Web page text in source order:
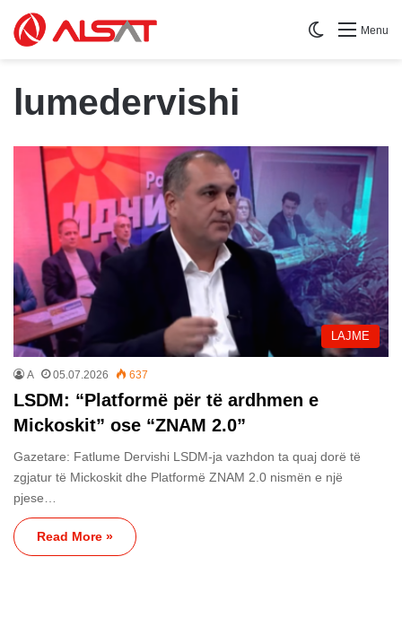
Menu
Switch skin
lumedervishi
LAJME
A 05.07.2026 637
LSDM: “Platformë për të ardhmen e
Mickoskit” ose “ZNAM 2.0”
Gazetare: Fatlume Dervishi LSDM-ja vazhdon ta quaj dorë të
zgjatur të Mickoskit dhe Platformë ZNAM 2.0 nismën e një
pjese…
Read More »